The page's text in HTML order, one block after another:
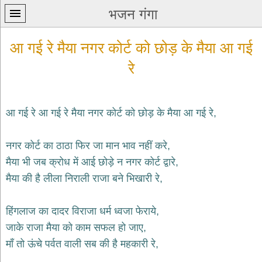
भजन गंगा
प्रथम
कृष्ण
भजन
krishna
शिव
भजन
shiv
bhajans
आ गई रे मैया नगर कोर्ट को छोड़ के मैया आ गई
रे
आ गई रे आ गई रे मैया नगर कोर्ट को छोड़ के मैया आ गई रे,
नगर कोर्ट का ठाठा फिर जा मान भाव नहीं करे,
मैया भी जब क्रोध में आई छोड़े न नगर कोर्ट द्वारे,
मैया की है लीला निराली राजा बने भिखारी रे,
हिंगलाज का दादर विराजा धर्म ध्वजा फेराये,
जाके राजा मैया को काम सफल हो जाए,
माँ तो ऊंचे पर्वत वाली सब की है महकारी रे,